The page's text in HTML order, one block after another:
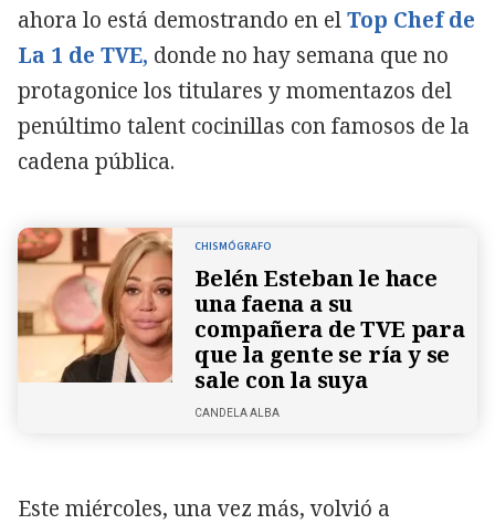
ahora lo está demostrando en elTop Chef de
La 1 de TVE, donde no hay semana que no
protagonice los titulares y momentazos del
penúltimo talent cocinillas con famosos de la
cadena pública.
CHISMÓGRAFO
Belén Esteban le hace
una faena a su
compañera de TVE para
que la gente se ría y se
sale con la suya
CANDELA ALBA
Este miércoles, una vez más, volvió a